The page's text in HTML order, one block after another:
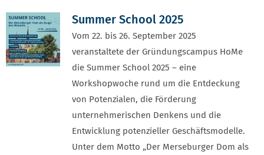
Summer School 2025
Vom 22. bis 26. September 2025
veranstaltete der Gründungscampus HoMe
die Summer School 2025 – eine
Workshopwoche rund um die Entdeckung
von Potenzialen, die Förderung
unternehmerischen Denkens und die
Entwicklung potenzieller Geschäftsmodelle.
Unter dem Motto „Der Merseburger Dom als